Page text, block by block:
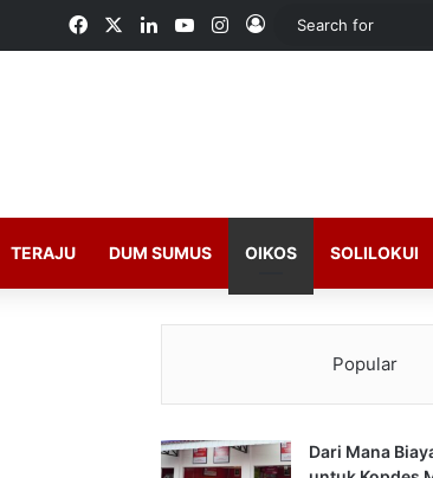
FacebookLinkedInYouTubeInstagram
Log In
TERAJU DUM SUMUS OIKOS SOLILOKUI
Popular
Dari Mana